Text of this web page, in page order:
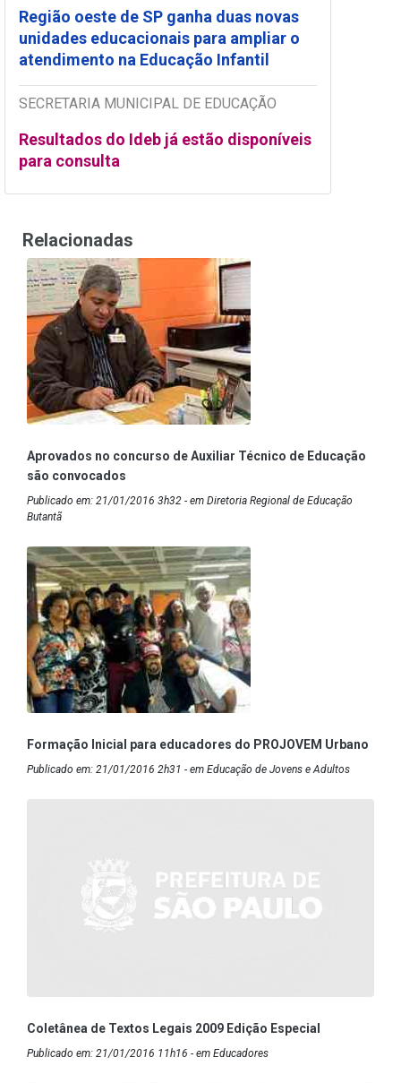
Região oeste de SP ganha duas novas
unidades educacionais para ampliar o
atendimento na Educação Infantil
SECRETARIA MUNICIPAL DE EDUCAÇÃO
Resultados do Ideb já estão disponíveis
para consulta
Relacionadas
Aprovados no concurso de Auxiliar Técnico de Educação
são convocados
Publicado em: 21/01/2016 3h32 - em Diretoria Regional de Educação
Butantã
Formação Inicial para educadores do PROJOVEM Urbano
Publicado em: 21/01/2016 2h31 - em Educação de Jovens e Adultos
Coletânea de Textos Legais 2009 Edição Especial
Publicado em: 21/01/2016 11h16 - em Educadores